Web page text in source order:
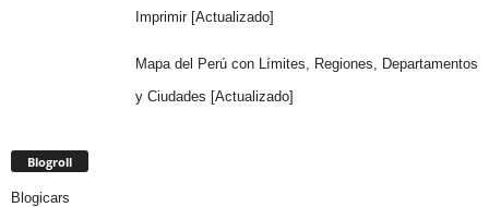
Imprimir [Actualizado]
Mapa del Perú con Límites, Regiones, Departamentos
y Ciudades [Actualizado]
Blogroll
Blogicars